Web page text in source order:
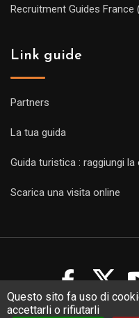
Questo sito fa uso di
accettarli o rifiutarli
Recruitment Guides France
Link guide
Partners
La tua guida
Guida turistica : raggiungi
Scarica una visita online
Copyright Guides 2021.